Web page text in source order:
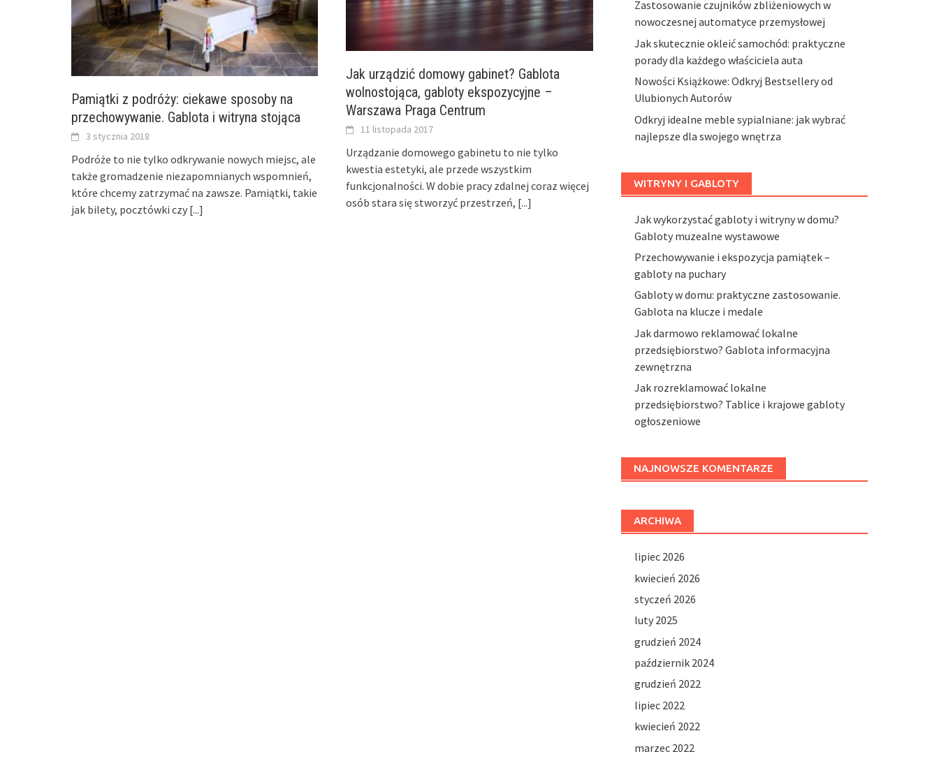
Pamiątki z podróży: ciekawe sposoby na
przechowywanie. Gablota i witryna stojąca
3 stycznia 2018
Podróże to nie tylko odkrywanie nowych miejsc, ale
także gromadzenie niezapomnianych wspomnień,
które chcemy zatrzymać na zawsze. Pamiątki, takie
jak bilety, pocztówki czy [...]
Jak urządzić domowy gabinet? Gablota
wolnostojąca, gabloty ekspozycyjne –
Warszawa Praga Centrum
11 listopada 2017
Urządzanie domowego gabinetu to nie tylko
kwestia estetyki, ale przede wszystkim
funkcjonalności. W dobie pracy zdalnej coraz więcej
osób stara się stworzyć przestrzeń, [...]
Zastosowanie czujników zbliżeniowych w
nowoczesnej automatyce przemysłowej
Jak skutecznie okleić samochód: praktyczne
porady dla każdego właściciela auta
Nowości Książkowe: Odkryj Bestsellery od
Ulubionych Autorów
Odkryj idealne meble sypialniane: jak wybrać
najlepsze dla swojego wnętrza
WITRYNY I GABLOTY
Jak wykorzystać gabloty i witryny w domu?
Gabloty muzealne wystawowe
Przechowywanie i ekspozycja pamiątek –
gabloty na puchary
Gabloty w domu: praktyczne zastosowanie.
Gablota na klucze i medale
Jak darmowo reklamować lokalne
przedsiębiorstwo? Gablota informacyjna
zewnętrzna
Jak rozreklamować lokalne
przedsiębiorstwo? Tablice i krajowe gabloty
ogłoszeniowe
NAJNOWSZE KOMENTARZE
ARCHIWA
lipiec 2026
kwiecień 2026
styczeń 2026
luty 2025
grudzień 2024
październik 2024
grudzień 2022
lipiec 2022
kwiecień 2022
marzec 2022